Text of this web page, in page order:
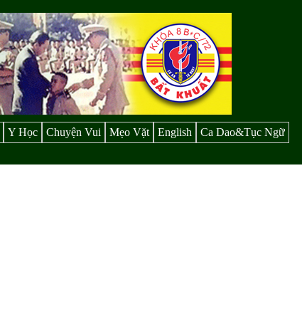
Y Học Chuyện Vui Mẹo Vặt English
Ca Dao&Tục Ngữ